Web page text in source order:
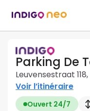
Parking De
Leuvensestraat
Voir l’itinéraire
Ouvert 24/7